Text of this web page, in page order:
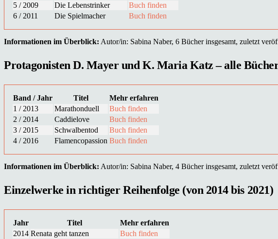
5 / 2009
Die Lebenstrinker
Buch finden
6 / 2011
Die Spielmacher Buch finden
Informationen im Überblick: Autor/in: Sabina Naber, 6 Bücher insgesamt, zuletzt
Protagonisten D. Mayer und K. Maria Katz – alle
Band / Jahr Titel
Mehr erfahren
1 / 2013
Marathonduell
Buch finden
2 / 2014
Caddielove
Buch finden
3 / 2015
Schwalbentod
Buch finden
4 / 2016
Flamencopassion Buch finden
Informationen im Überblick: Autor/in: Sabina Naber, 4 Bücher insgesamt, zuletzt
Einzelwerke in richtiger Reihenfolge (von 2014 bis 2021)
Jahr Titel
Mehr erfahren
2014 Renata geht tanzen
Buch finden